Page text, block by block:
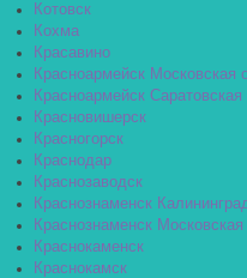
Котовск
Кохма
Красавино
Красноармейск Московская
Красноармейск Саратовская
Красновишерск
Красногорск
Краснодар
Краснозаводск
Краснознаменск
Краснознаменск Московская
Краснокаменск
Краснокамск